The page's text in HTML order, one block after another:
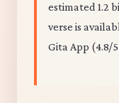
estimated 1.2
verse is
Gita App (4.8/